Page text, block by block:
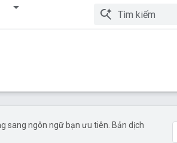
sang ngôn ngữ bạn ưu tiên. Bản dịch